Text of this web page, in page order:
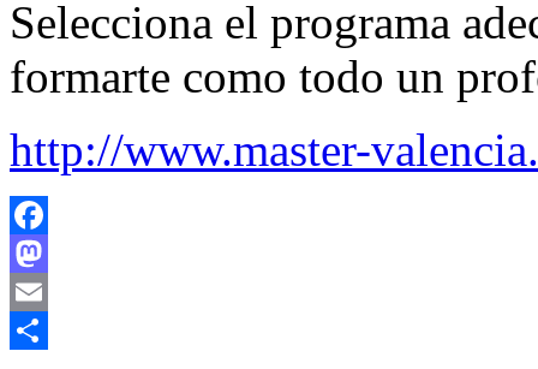
Selecciona el programa
formarte como todo un
http://www.master-
Facebook
Mastodon
Email